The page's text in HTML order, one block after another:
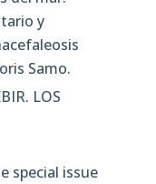
y
Samo.
LOS
special issue